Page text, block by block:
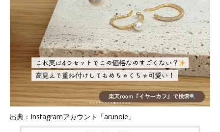
出典：Instagramアカウント「arunoie」